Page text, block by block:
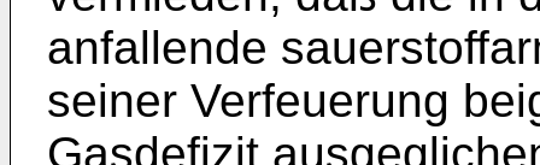
anfallende
seiner Verfeuerung
Gasdefizit